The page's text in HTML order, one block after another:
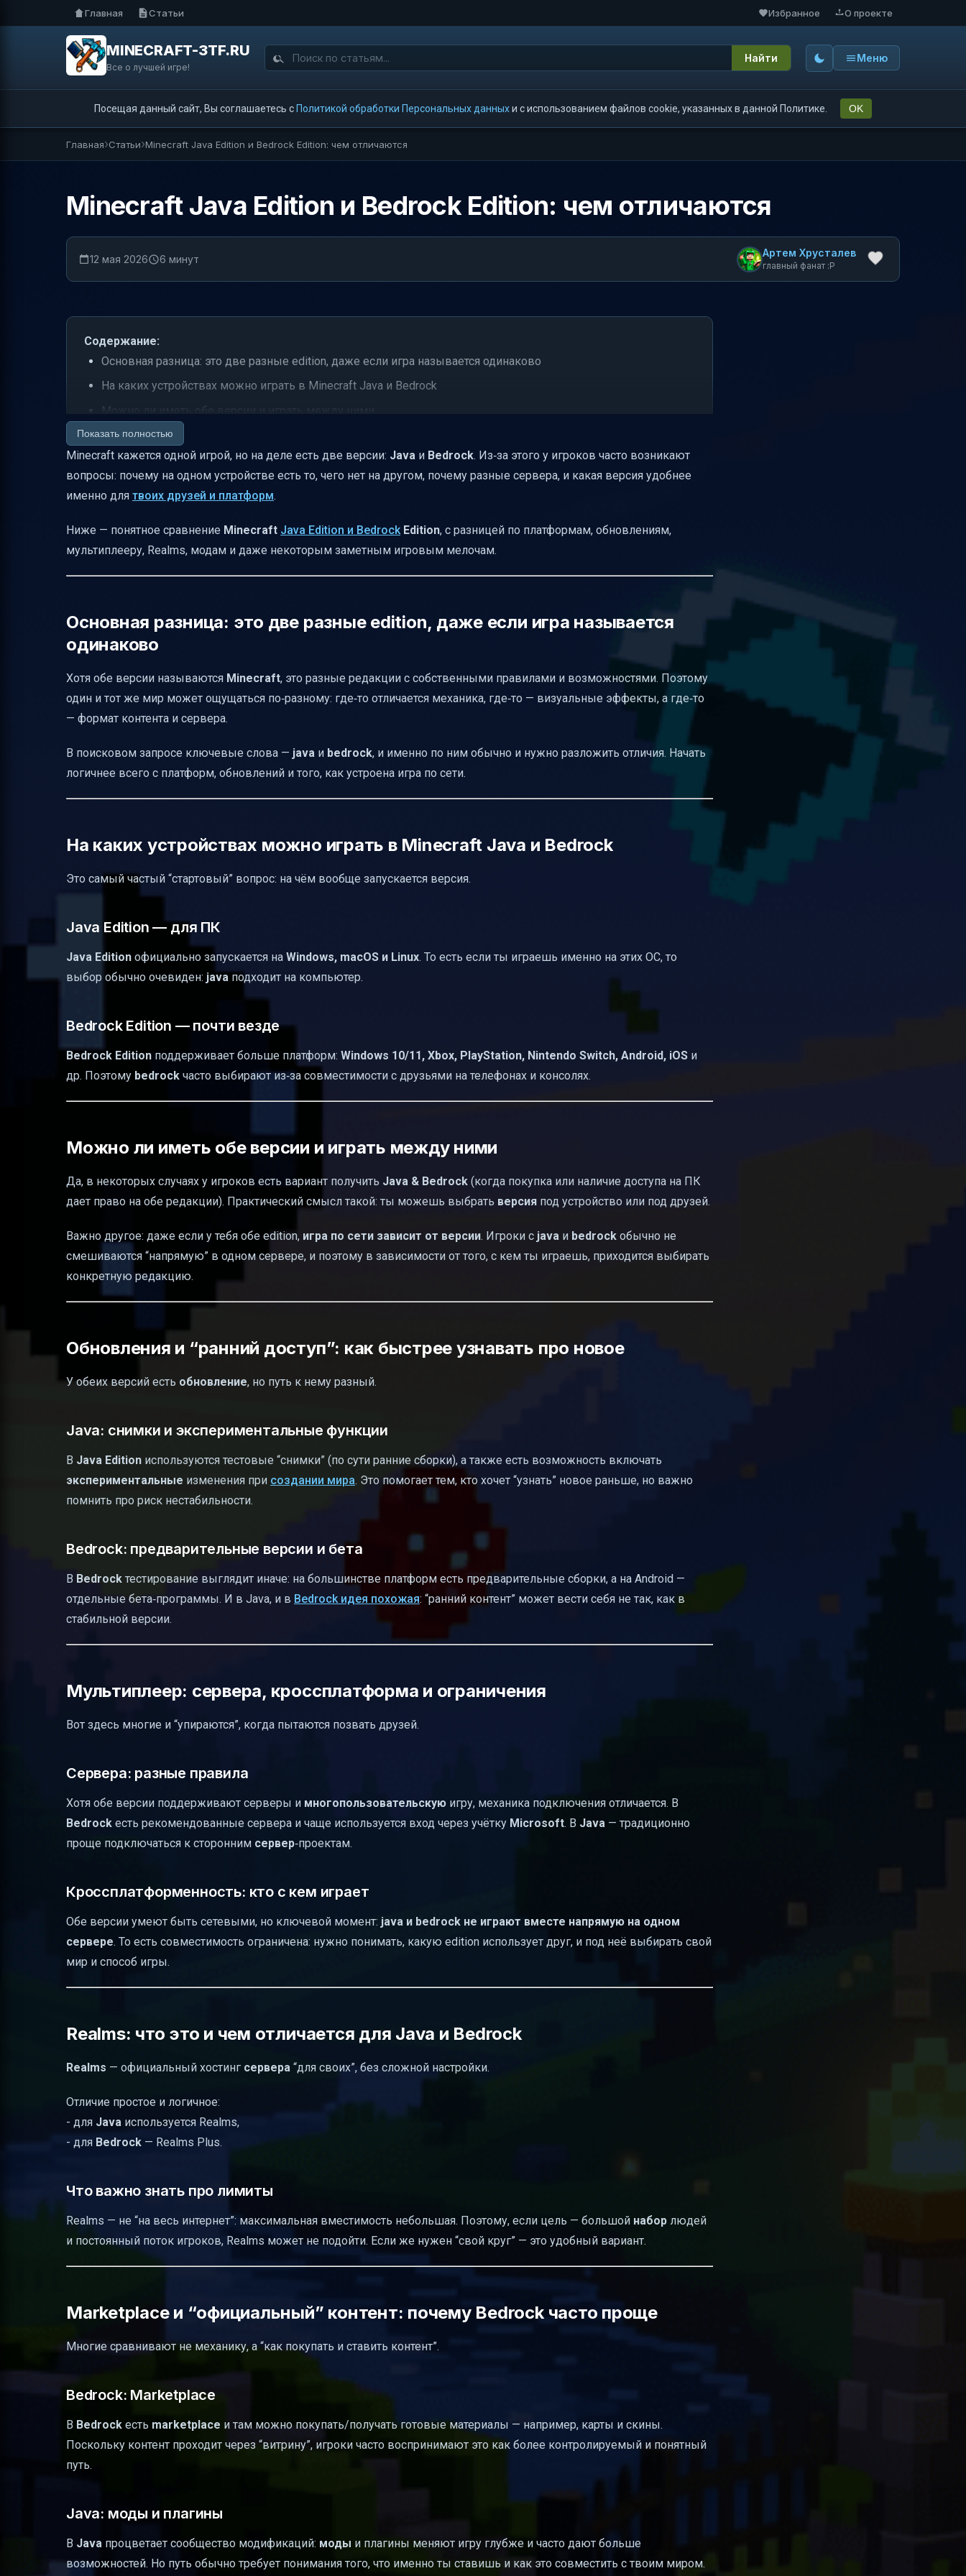
Главная Статьи Избранное О проекте
MINECRAFT-3TF.RU
Все о лучшей игре!
Найти Меню
Посещая данный сайт, Вы соглашаетесь с Политикой обработки Персональных данныхи с использованием файлов cookie, указанных в данной Политике. OK
Главная Статьи Minecraft Java Edition и Bedrock Edition: чем отличаются
Minecraft Java Edition и Bedrock Edition: чем отличаются
12 мая 2026 6 минут Артем Хрусталев
главный фанат :P
Содержание:
Основная разница: это две разные edition, даже если игра называется одинаково
На каких устройствах можно играть в Minecraft Java и Bedrock
Можно ли иметь обе версии и играть между ними
Обновления и “ранний доступ”: как быстрее узнавать про новое
Мультиплеер: сервера, кроссплатформа и ограничения
Realms: что это и чем отличается для Java и Bedrock
Add-ons в Bedrock: чем отличаются от модов Java
Визуальные отличия и “мелочи”, которые замечают игроки
Подведём итог: как выбрать между Java и Bedrock
Показать полностью
Minecraft кажется одной игрой, но на деле есть две версии: Java и Bedrock. Из‑за этого у игроков часто возникают
вопросы: почему на одном устройстве есть то, чего нет на другом, почему разные сервера, и какая версия удобнее
именно для твоих друзей и платформ.
Ниже — понятное сравнение Minecraft Java Edition и BedrockEdition, с разницей по платформам, обновлениям,
мультиплееру, Realms, модам и даже некоторым заметным игровым мелочам.
Основная разница: это две разные edition, даже если игра называется
одинаково
Хотя обе версии называются Minecraft, это разные редакции с собственными правилами и возможностями. Поэтому
один и тот же мир может ощущаться по‑разному: где‑то отличается механика, где‑то — визуальные эффекты, а где‑то
— формат контента и сервера.
В поисковом запросе ключевые слова — java и bedrock, и именно по ним обычно и нужно разложить отличия. Начать
логичнее всего с платформ, обновлений и того, как устроена игра по сети.
На каких устройствах можно играть в Minecraft Java и Bedrock
Это самый частый “стартовый” вопрос: на чём вообще запускается версия.
Java Edition — для ПК
Java Edition официально запускается на Windows, macOS и Linux. То есть если ты играешь именно на этих ОС, то
выбор обычно очевиден: java подходит на компьютер.
Bedrock Edition — почти везде
Bedrock Edition поддерживает больше платформ: Windows 10/11, Xbox, PlayStation, Nintendo Switch, Android, iOS и
др. Поэтому bedrock часто выбирают из‑за совместимости с друзьями на телефонах и консолях.
Можно ли иметь обе версии и играть между ними
Да, в некоторых случаях у игроков есть вариант получить Java & Bedrock (когда покупка или наличие доступа на ПК
дает право на обе редакции). Практический смысл такой: ты можешь выбрать версия под устройство или под друзей.
Важно другое: даже если у тебя обе edition, игра по сети зависит от версии. Игроки с java и bedrock обычно не
смешиваются “напрямую” в одном сервере, и поэтому в зависимости от того, с кем ты играешь, приходится выбирать
конкретную редакцию.
Обновления и “ранний доступ”: как быстрее узнавать про новое
У обеих версий есть обновление, но путь к нему разный.
Java: снимки и экспериментальные функции
В Java Edition используются тестовые “снимки” (по сути ранние сборки), а также есть возможность включать
экспериментальные изменения при создании мира. Это помогает тем, кто хочет “узнать” новое раньше, но важно
помнить про риск нестабильности.
Bedrock: предварительные версии и бета
В Bedrock тестирование выглядит иначе: на большинстве платформ есть предварительные сборки, а на Android —
отдельные бета‑программы. И в Java, и в Bedrock идея похожая: “ранний контент” может вести себя не так, как в
стабильной версии.
Мультиплеер: сервера, кроссплатформа и ограничения
Вот здесь многие и “упираются”, когда пытаются позвать друзей.
Сервера: разные правила
Хотя обе версии поддерживают серверы и многопользовательскую игру, механика подключения отличается. В
Bedrock есть рекомендованные сервера и чаще используется вход через учётку Microsoft. В Java — традиционно
проще подключаться к сторонним сервер‑проектам.
Кроссплатформенность: кто с кем играет
Обе версии умеют быть сетевыми, но ключевой момент: java и bedrock не играют вместе напрямую на одном
сервере. То есть совместимость ограничена: нужно понимать, какую edition использует друг, и под неё выбирать свой
мир и способ игры.
Realms: что это и чем отличается для Java и Bedrock
Realms — официальный хостинг сервера “для своих”, без сложной настройки.
Отличие простое и логичное:
- для Java используется Realms,
- для Bedrock — Realms Plus.
Что важно знать про лимиты
Realms — не “на весь интернет”: максимальная вместимость небольшая. Поэтому, если цель — большой набор людей
и постоянный поток игроков, Realms может не подойти. Если же нужен “свой круг” — это удобный вариант.
Marketplace и “официальный” контент: почему Bedrock часто проще
Многие сравнивают не механику, а “как покупать и ставить контент”.
Bedrock: Marketplace
В Bedrock есть marketplace и там можно покупать/получать готовые материалы — например, карты и скины.
Поскольку контент проходит через “витрину”, игроки часто воспринимают это как более контролируемый и понятный
путь.
Java: моды и плагины
В Java процветает сообщество модификаций: моды и плагины меняют игру глубже и часто дают больше
возможностей. Но путь обычно требует понимания того, что именно ты ставишь и как это совместить с твоим миром.